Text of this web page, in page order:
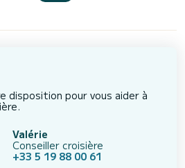
disposition pour vous aider à
Valérie
Conseiller croisière
+33 5 19 88 00 61